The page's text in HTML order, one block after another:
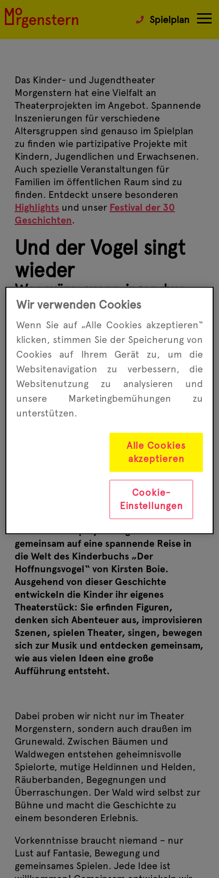
Spielplan
Das Kinder- und Jugendtheater
Morgenstern hat eine Vielfalt an
Theaterprojekten im Angebot. Spannende
Inszenierungen für verschiedene
Altersgruppen sind genauso im Spielplan
zu finden wie partizipative Projekte mit
Kindern, Jugendlichen und Erwachsenen.
Auch spezielle Veranstaltungen für
Familien im öffentlichen Raum sind zu
finden. Entdeckt unsere besonderen
Highlights und unser Festival der 30
Geschichten.
Und der Vogel singt
wieder
Was wäre, wenn irgendwo
im Wald ein geheimnisvoller
Vogel gefangen gehalten
würde – und nur Kinder ihn
befreien könnten?
In unserem zweiwöchigen
Sommerferienprojekt begeben wir uns
gemeinsam auf eine spannende Reise in
die Welt des Kinderbuchs „Der
Hoffnungsvogel“ von Kirsten Boie.
Ausgehend von dieser Geschichte
entwickeln die Kinder ihr eigenes
Theaterstück: Sie erfinden Figuren,
denken sich Abenteuer aus, improvisieren
Szenen, spielen Theater, singen, bewegen
sich zur Musik und entdecken gemeinsam,
wie aus vielen Ideen eine große
Aufführung entsteht.
Dabei proben wir nicht nur im Theater
Morgenstern, sondern auch draußen im
Grunewald. Zwischen Bäumen und
Waldwegen entstehen geheimnisvolle
Spielorte, mutige Heldinnen und Helden,
Räuberbanden, Begegnungen und
Überraschungen. Der Wald wird selbst zur
Bühne und macht die Geschichte zu
einem besonderen Erlebnis.
Vorkenntnisse braucht niemand – nur
Lust auf Fantasie, Bewegung und
gemeinsames Spielen. Jede Idee ist
Wir verwenden Cookies
Wenn Sie auf „Alle Cookies akzeptieren“
klicken, stimmen Sie der Speicherung von
Cookies auf Ihrem Gerät zu, um die
Websitenavigation zu ver­bessern, die
Website­nutzung zu analysieren und
unsere Marketing­bemühungen zu
unterstützen.
Alle Cookies
akzeptieren
Cookie-
Einstellungen